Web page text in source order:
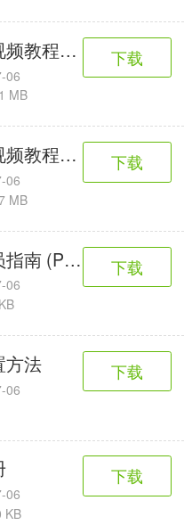
教程-48.基于DOS
06
MB
下载
教程-08.学习黑客
06
MB
下载
南 (PDF)
06
下载
方法
06
下载
06
KB
下载